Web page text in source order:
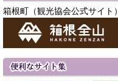
箱根町（観光協会公式サイト）